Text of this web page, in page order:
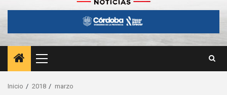
Menú
principal
Inicio 2018 marzo